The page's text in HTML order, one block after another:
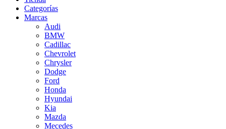
Categorías
Marcas
Audi
BMW
Cadillac
Chevrolet
Chrysler
Dodge
Ford
Honda
Hyundai
Kia
Mazda
Mecedes